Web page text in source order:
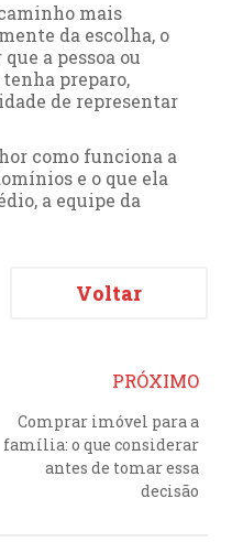
mais
da escolha, o
a pessoa ou
preparo,
de representar
como funciona a
e o que ela
a equipe da
Voltar
PRÓXIMO
Comprar imóvel para a
família: o que considerar
antes de tomar essa
decisão